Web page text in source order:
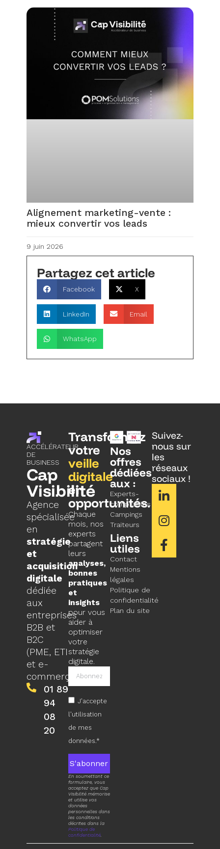
Alignement marketing-vente :
mieux convertir vos leads
9 juin 2026
Partagez cet article
Facebook X
LinkedIn Email
WhatsApp
ACCÉLÉRATEUR
DE
BUSINESS
Cap
Visibilité
Agence
spécialisée
en
stratégie
et
acquisition
digitale
dédiée
aux
entreprises
B2B et
B2C
(PME, ETI
et e-
commerçants).
01 89
94
08
20
Transformez
votre
veille
digitale
en
opportunités.
Chaque
mois, nos
experts
partagent
leurs
analyses,
bonnes
pratiques
et
insights
pour vous
aider à
optimiser
votre
stratégie
digitale.
J'accepte
l'utilisation
de mes
données.*
S'abonner
En soumettant ce
formulaire, vous
acceptez que Cap
Visibilité mémorise
et utilise vos
données
personnelles dans
les conditions
décrites dans la
Politique de
confidentialité.
Nos
offres
dédiées
aux :
Experts-
comptables
Campings
Traiteurs
Liens
utiles
Contact
Mentions
légales
Politique de
confidentialité
Plan du site
Suivez-
nous sur
les
réseaux
sociaux !